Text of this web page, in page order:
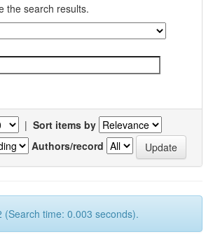
the search results.
| Sort items by
Authors/record
(Search time: 0.003 seconds).